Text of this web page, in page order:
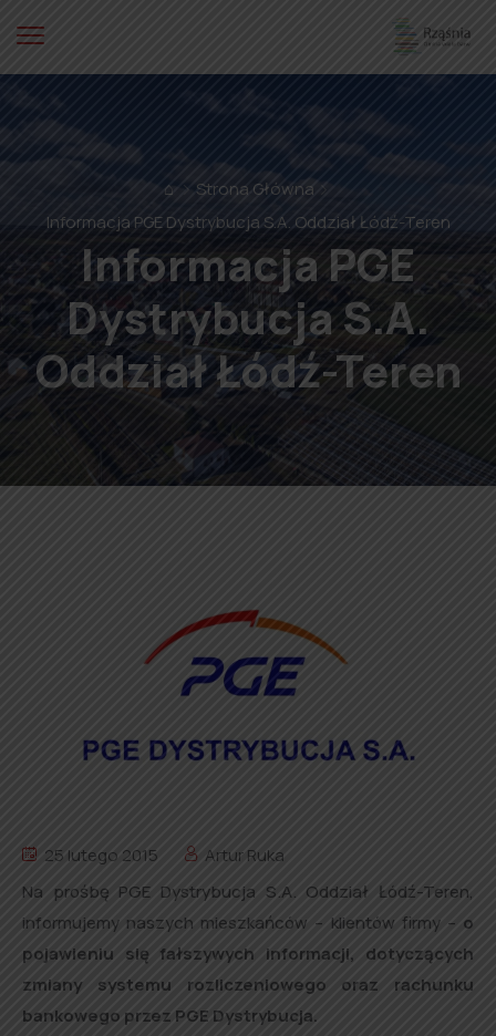
⌂
Strona Główna
Informacja PGE Dystrybucja S.A. Oddział Łódź-Teren
Informacja PGE
Dystrybucja S.A.
Oddział Łódź-Teren
25 lutego 2015
Artur Ruka
Na prośbę PGE Dystrybucja S.A. Oddział Łódź-Teren,
informujemy naszych mieszkańców – klientów firmy – o
pojawieniu się fałszywych informacji, dotyczących
zmiany systemu rozliczeniowego oraz rachunku
bankowego przez PGE Dystrybucja.